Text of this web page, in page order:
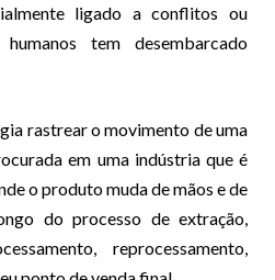
ligado a conflitos ou
tem desembarcado
rastrear o movimento de uma
em uma indústria que é
o produto muda de mãos e de
do processo de extração,
reprocessamento,